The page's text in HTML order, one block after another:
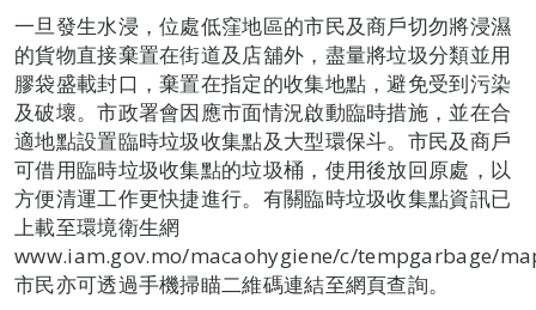
一旦發生水浸，位處低窪地區的市民及商戶切勿將浸濕
的貨物直接棄置在街道及店舖外，盡量將垃圾分類並用
膠袋盛載封口，棄置在指定的收集地點，避免受到污染
及破壞。市政署會因應市面情況啟動臨時措施，並在合
適地點設置臨時垃圾收集點及大型環保斗。市民及商戶
可借用臨時垃圾收集點的垃圾桶，使用後放回原處，以
方便清運工作更快捷進行。有關臨時垃圾收集點資訊已
上載至環境衛生網
www.iam.gov.mo/macaohygiene/c/tempgarbage/
市民亦可透過手機掃瞄二維碼連結至網頁查詢。